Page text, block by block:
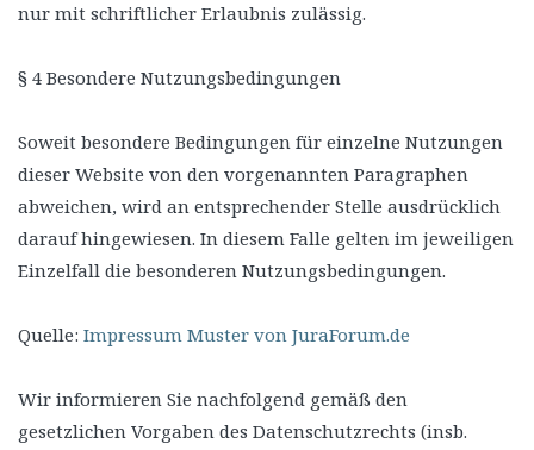
nur mit schriftlicher Erlaubnis zulässig.
§ 4 Besondere Nutzungsbedingungen
Soweit besondere Bedingungen für einzelne Nutzungen
dieser Website von den vorgenannten Paragraphen
abweichen, wird an entsprechender Stelle ausdrücklich
darauf hingewiesen. In diesem Falle gelten im jeweiligen
Einzelfall die besonderen Nutzungsbedingungen.
Quelle: Impressum Muster von JuraForum.de
Wir informieren Sie nachfolgend gemäß den
gesetzlichen Vorgaben des Datenschutzrechts (insb.